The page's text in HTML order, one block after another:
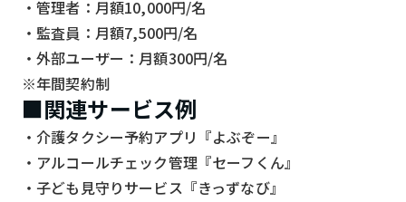
・管理者：月額10,000円/名
・監査員：月額7,500円/名
・外部ユーザー：月額300円/名
※年間契約制
■関連サービス例
・介護タクシー予約アプリ『よぶぞー』
・アルコールチェック管理『セーフくん』
・子ども見守りサービス『きっずなび』